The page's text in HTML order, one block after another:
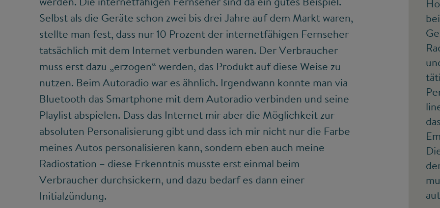
Selbst als die Geräte schon zwei bis drei Jahre auf dem Markt waren,
stellte man fest, dass nur 10 Prozent der internetfähigen Fernseher
tatsächlich mit dem Internet verbunden waren. Der Verbraucher
muss erst dazu „erzogen“ werden, das Produkt auf diese Weise zu
nutzen. Beim Autoradio war es ähnlich. Irgendwann konnte man via
Bluetooth das Smartphone mit dem Autoradio verbinden und seine
Playlist abspielen. Dass das Internet mir aber die Möglichkeit zur
absoluten Personalisierung gibt und dass ich mir nicht nur die Farbe
meines Autos personalisieren kann, sondern eben auch meine
Radiostation – diese Erkenntnis musste erst einmal beim
Verbraucher durchsickern, und dazu bedarf es dann einer
Initialzündung.